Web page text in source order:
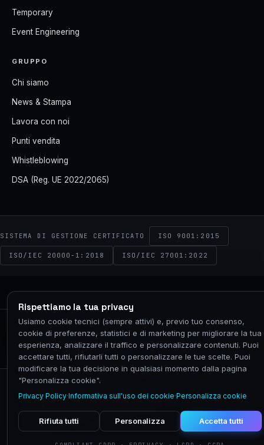
Temporary
Event Engineering
GRUPPO
Chi siamo
News & Stampa
Lavora con noi
Punti vendita
Whistleblowing
DSA (Reg. UE 2022/2065)
SISTEMA DI GESTIONE CERTIFICATO ISO 9001:2015
ISO/IEC 20000-1:2018 ISO/IEC 27001:2022
© 2026 NEXIM GLOBAL · P.IVA 02575760067 ·
VIA CALDERA 21, 20153 MILANO
PRIVACYCOOKIETERMINIACCESSIBILITÀ
NEXIM
Rispettiamo la tua privacy
Usiamo cookie tecnici (sempre attivi) e, previo tuo consenso,
cookie di preferenze, statistici e di marketing per migliorare la tua
esperienza, analizzare il traffico e personalizzare contenuti. Puoi
accettare tutti, rifiutarli tutti o personalizzare le tue scelte. Puoi
modificare la tua decisione in qualsiasi momento dalla pagina
"Personalizza cookie".
Privacy Policy·Informativa sull'uso dei cookie·Personalizza cookie
Rifiuta tutti Personalizza Accetta tutti
Privacy Policy Protezione dei dati personali
Difendersi dalle truffeSegnala abuso
Whistleblowing
© 2026 Nexim Italia S.r.l. · P.IVA IT02575760067